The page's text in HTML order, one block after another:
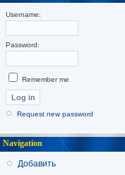
Username:
Password:
Remember me
Request new password
Navigation
Добавить